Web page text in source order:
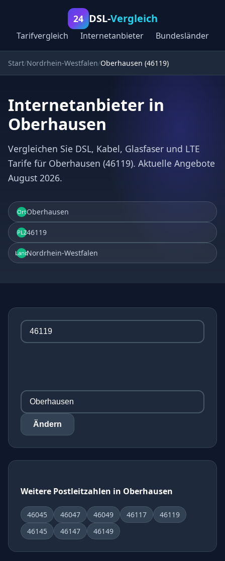
24 DSL-Vergleich
Tarifvergleich Internetanbieter Bundesländer
Start Nordrhein-Westfalen Oberhausen (46119)
Internetanbieter in
Oberhausen
Vergleichen Sie DSL, Kabel, Glasfaser und LTE
Tarife für Oberhausen (46119). Aktuelle Angebote
August 2026.
OrtOberhausen
PLZ46119
LandNordrhein-Westfalen
Ändern
Weitere Postleitzahlen in Oberhausen
46045 46047 46049 46117
46119
46145
46147 46149